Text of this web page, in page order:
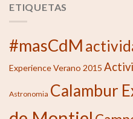
ETIQUETAS
#masCdM
Experience Verano 2015
Astronomia Calambur